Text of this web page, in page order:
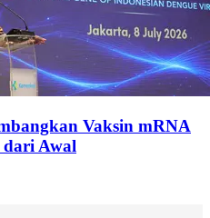
Vaksin mRNA
Awal